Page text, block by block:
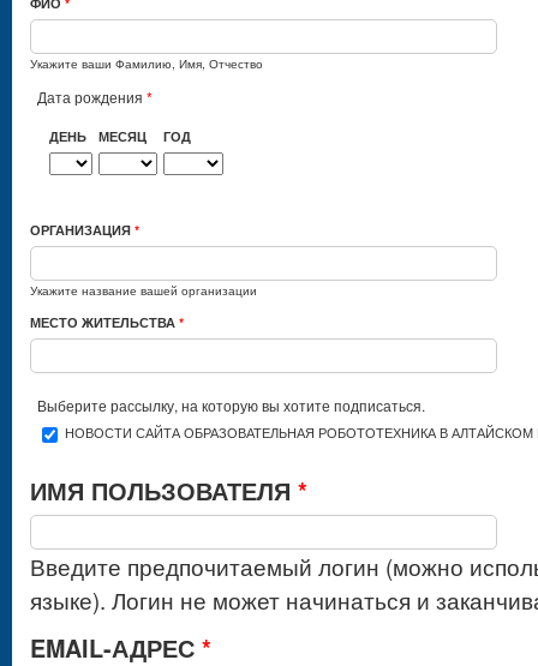
Укажите ваши Фамилию, Имя, Отчество
Дата рождения *
ДЕНЬ МЕСЯЦ ГОД
ОРГАНИЗАЦИЯ *
Укажите название вашей организации
МЕСТО ЖИТЕЛЬСТВА *
Выберите рассылку, на которую вы хотите подписаться.
НОВОСТИ САЙТА ОБРАЗОВАТЕЛЬНАЯ РОБОТОТЕХНИКА В АЛТАЙСКОМ
ИМЯ ПОЛЬЗОВАТЕЛЯ *
Введите предпочитаемый логин (можно
языке). Логин не может начинаться и
EMAIL-АДРЕС *